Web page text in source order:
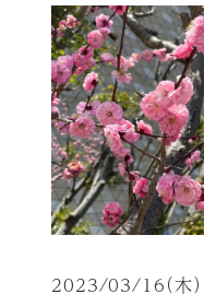
2023/03/16（木）